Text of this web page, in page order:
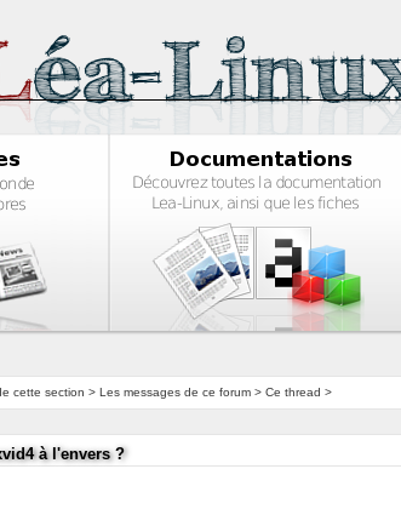
cette section > Les messages de ce forum> Ce thread >
à l'envers ?